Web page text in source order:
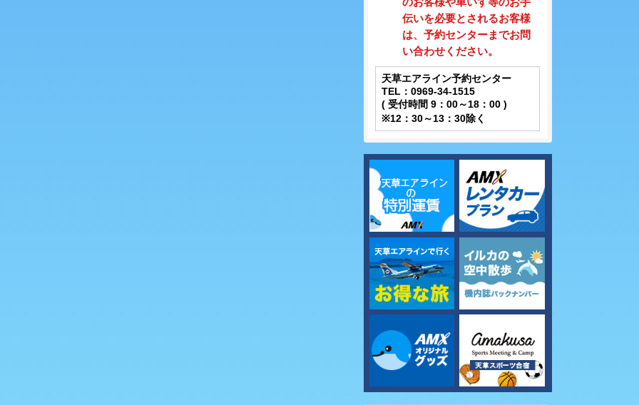
伝いを必要とされるお客様
は、予約センターまでお問
い合わせください。
天草エアライン予約センター
TEL：0969-34-1515
( 受付時間 9：00～18：00 )
※12：30～13：30除く